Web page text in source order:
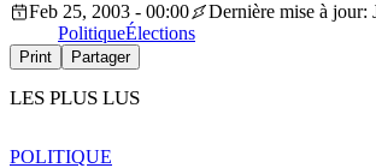
Feb 25, 2003 - 00:00
Dernière mise à jour:
PolitiqueÉlections
Print Partager
LES PLUS LUS
POLITIQUE